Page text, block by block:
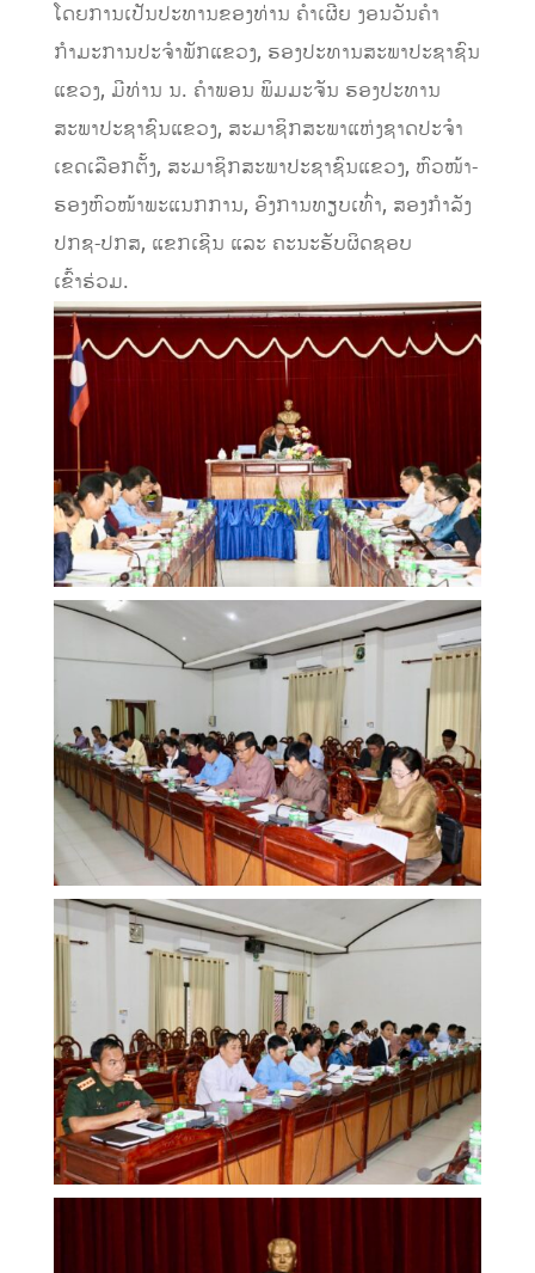
ໂດຍການເປັນປະທານຂອງທ່ານ ຄໍາເຜີຍ ງອນວັນຄໍາ
ກໍາມະການປະຈໍາພັກແຂວງ, ຮອງປະທານສະພາປະຊາຊົນ
ແຂວງ, ມີທ່ານ ນ. ຄໍາພອນ ພິມມະຈັນ ຮອງປະທານ
ສະພາປະຊາຊົນແຂວງ, ສະມາຊິກສະພາແຫ່ງຊາດປະຈໍາ
ເຂດເລືອກຕັ້ງ, ສະມາຊິກສະພາປະຊາຊົນແຂວງ, ຫົວໜ້າ-
ຮອງຫົວໜ້າພະແນກການ, ອົງການທຽບເທົ່າ, ສອງກໍາລັງ
ປກຊ-ປກສ, ແຂກເຊີນ ແລະ ຄະນະຮັບຜິດຊອບ
ເຂົ້າຮ່ວມ.